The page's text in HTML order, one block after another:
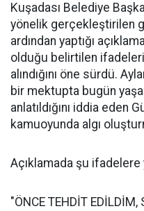
Kuşadası Belediye
yönelik gerçekleştirilen
ardından yaptığı
olduğu belirtilen
alındığını öne sürdü.
bir mektupta bugün
anlatıldığını iddia eden
kamuoyunda algı
Açıklamada şu ifadelere
"ÖNCE TEHDİT EDİLDİM,